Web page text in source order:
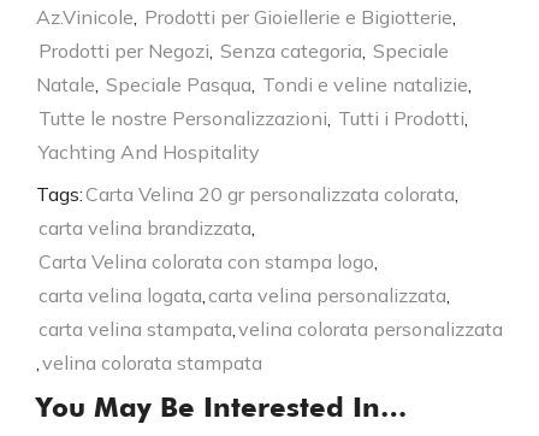
Az.Vinicole, Prodotti per Gioiellerie e Bigiotterie,
Prodotti per Negozi, Senza categoria, Speciale
Natale, Speciale Pasqua, Tondi e veline natalizie,
Tutte le nostre Personalizzazioni, Tutti i Prodotti,
Yachting And Hospitality
Tags:Carta Velina 20 gr personalizzata colorata,
carta velina brandizzata,
Carta Velina colorata con stampa logo,
carta velina logata,carta velina personalizzata,
carta velina stampata,velina colorata personalizzata
,velina colorata stampata
You May Be Interested In…